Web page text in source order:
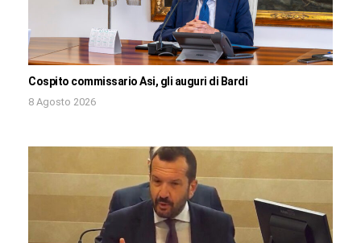
Cospito commissario Asi, gli auguri di Bardi
8 Agosto 2026